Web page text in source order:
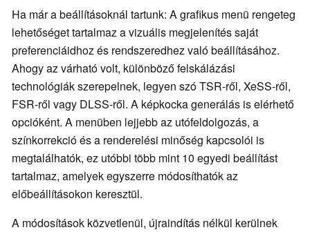
Ha már a beállításoknál tartunk: A grafikus menü rengeteg
lehetőséget tartalmaz a vizuális megjelenítés saját
preferenciáidhoz és rendszeredhez való beállításához.
Ahogy az várható volt, különböző felskálázási
technológiák szerepelnek, legyen szó TSR-ről, XeSS-ről,
FSR-ről vagy DLSS-ről. A képkocka generálás is elérhető
opcióként. A menüben lejjebb az utófeldolgozás, a
színkorrekció és a renderelési minőség kapcsolói is
megtalálhatók, ez utóbbi több mint 10 egyedi beállítást
tartalmaz, amelyek egyszerre módosíthatók az
előbeállításokon keresztül.
A módosítások közvetlenül, újraindítás nélkül kerülnek